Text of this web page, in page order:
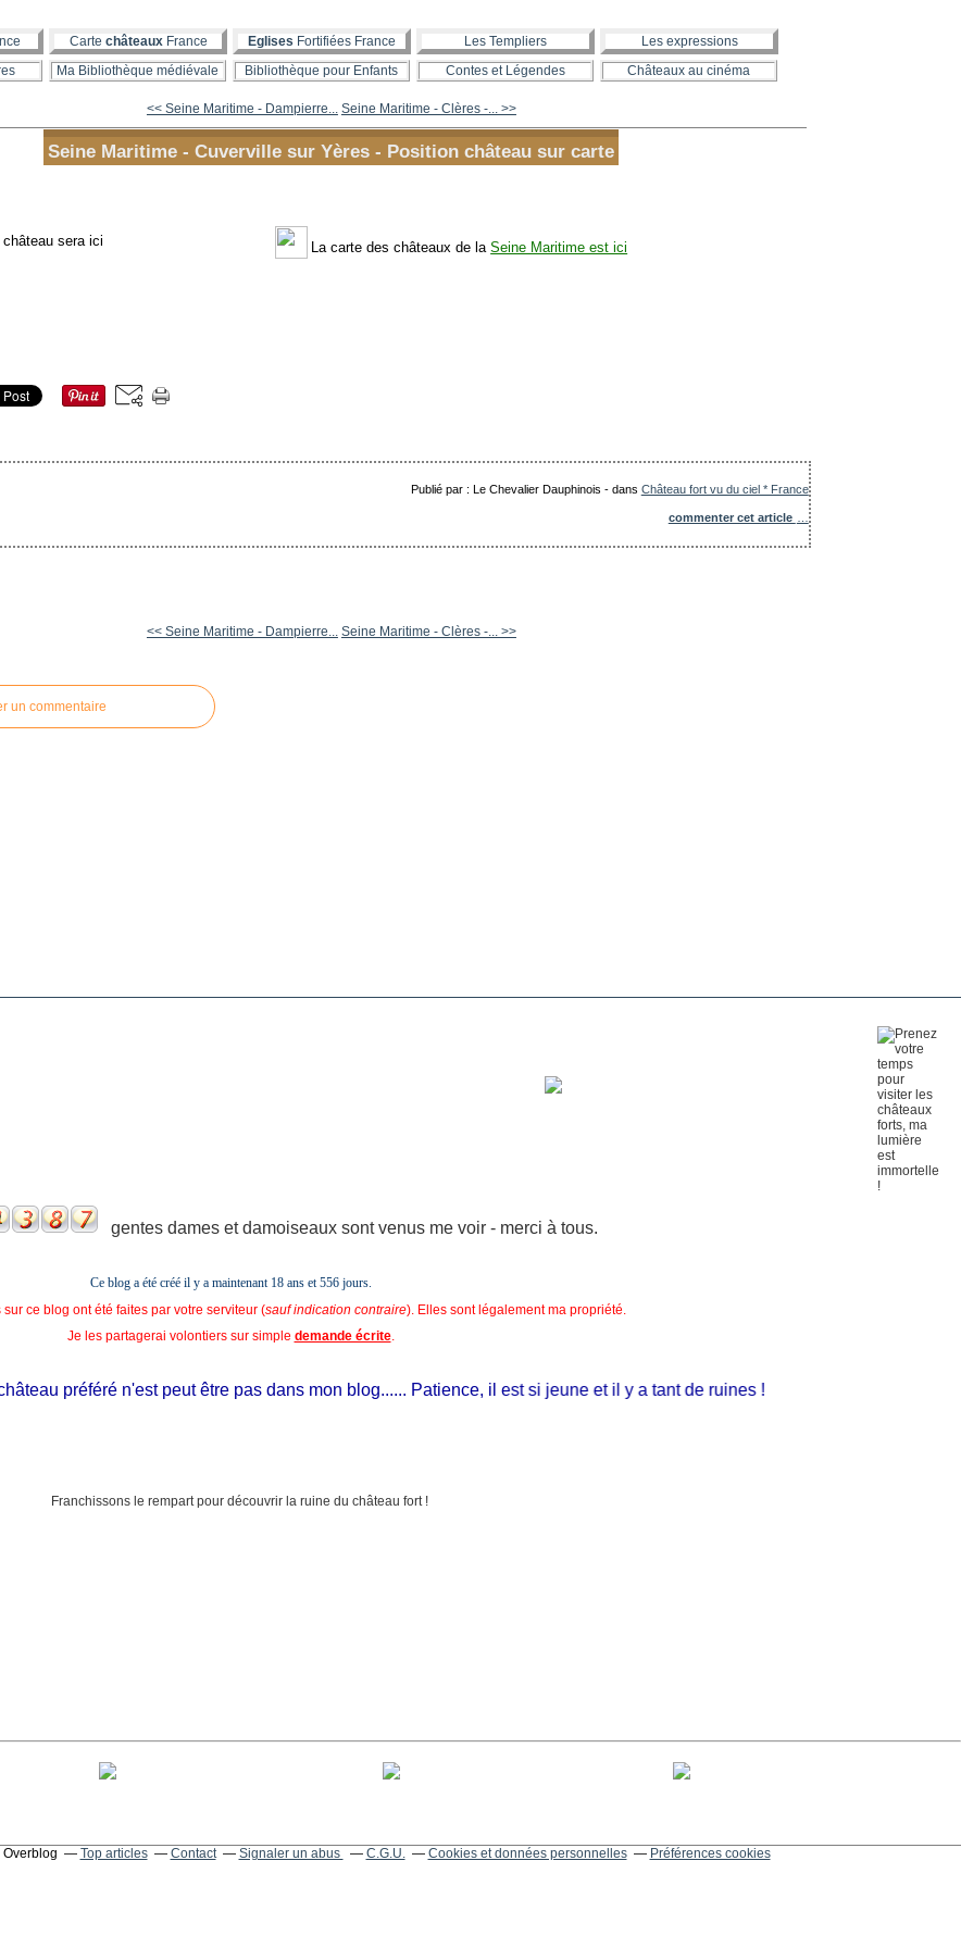
Carte châteauxFrance Eglises Fortifiées France Les Templiers
Les expressions
Ma Bibliothèque médiévale Bibliothèque pour Enfants Contes et Légendes Châteaux au cinéma
<< Seine Maritime - Dampierre... Seine Maritime - Clères -... >>
Seine Maritime - Cuverville sur Yères - Position château sur carte
château sera ici La carte des châteaux de laSeine Maritime est ici
Publié par : Le Chevalier Dauphinois -dans Château fort vu du ciel * France
commenter cet article
<< Seine Maritime - Dampierre... Seine Maritime - Clères -... >>
un commentaire
gentes dames et damoiseaux sont venus me voir - merci à tous.
Ce blog a été créé il y a maintenant 18 ans et556 jours.
ce blog ont été faites par votre serviteur (sauf indication contraire). Elles sont légalement ma propriété.
Je les partagerai volontiers sur simple demande écrite.
préféré n'est peut être pas dans mon blog...... Patience, il est si jeune et il y a tant de ruines !
Top articles Contact Signaler un abus C.G.U. Cookies et données personnelles Préférences cookies